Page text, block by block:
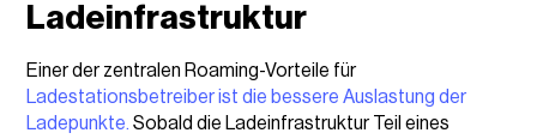
Ladeinfrastruktur
Einer der zentralen Roaming-Vorteile für
Ladestationsbetreiber ist die bessere Auslastung der
Ladepunkte. Sobald die Ladeinfrastruktur Teil eines